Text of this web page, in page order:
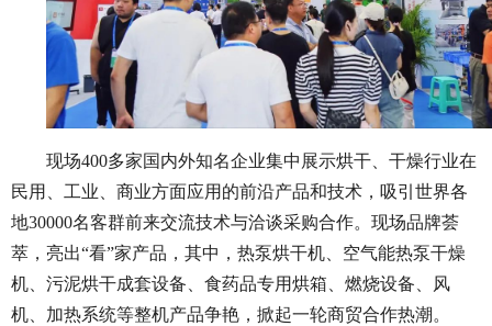
现场400多家国内外知名企业集中展示烘干、干燥行业在
民用、工业、商业方面应用的前沿产品和技术，吸引世界各
地30000名客群前来交流技术与洽谈采购合作。现场品牌荟
萃，亮出“看”家产品，其中，热泵烘干机、空气能热泵干燥
机、污泥烘干成套设备、食药品专用烘箱、燃烧设备、风
机、加热系统等整机产品争艳，掀起一轮商贸合作热潮。